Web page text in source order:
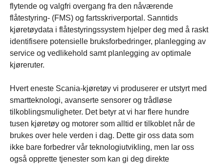
flytende og valgfri overgang fra den nåværende
flåtestyring- (FMS) og fartsskriverportal. Sanntids
kjøretøydata i flåtestyringssystem hjelper deg med å raskt
identifisere potensielle bruksforbedringer, planlegging av
service og vedlikehold samt planlegging av optimale
kjøreruter.
Hvert eneste Scania-kjøretøy vi produserer er utstyrt med
smartteknologi, avanserte sensorer og trådløse
tilkoblingsmuligheter. Det betyr at vi har flere hundre
tusen kjøretøy og motorer som alltid er tilkoblet når de
brukes over hele verden i dag. Dette gir oss data som
ikke bare forbedrer vår teknologiutvikling, men lar oss
også opprette tjenester som kan gi deg direkte